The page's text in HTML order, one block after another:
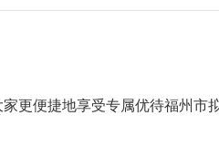
便捷地享受专属优待福州市